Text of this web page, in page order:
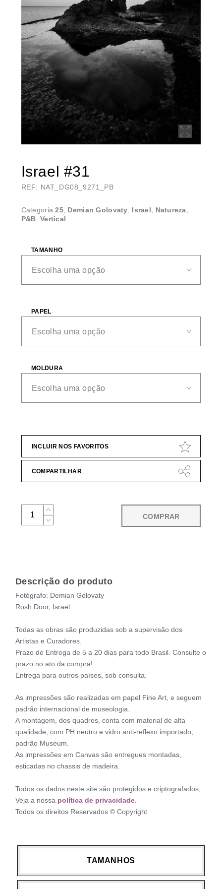
Israel #31
REF: NAT_DG08_9271_PB
Categoria25, Demian Golovaty, Israel, Natureza,
P&B, Vertical
TAMANHO
PAPEL
MOLDURA
INCLUIR NOS FAVORITOS
COMPARTILHAR
COMPRAR
Descrição do produto
Fotógrafo: Demian Golovaty
Rosh Door, Israel
Todas as obras são produzidas sob a supervisão dos
Artistas e Curadores.
Prazo de Entrega de 5 a 20 dias para todo Brasil. Consulte o
prazo no ato da compra!
Entrega para outros países, sob consulta.
As impressões são realizadas em papel Fine Art, e seguem
padrão internacional de museologia.
A montagem, dos quadros, conta com material de alta
qualidade, com PH neutro e vidro anti-reflexo importado,
padrão Museum.
As impressões em Canvas são entregues montadas,
esticadas no chassis de madeira.
Todos os dados neste site são protegidos e criptografados,
Veja a nossa política de privacidade.
Todos os direitos Reservados © Copyright
TAMANHOS